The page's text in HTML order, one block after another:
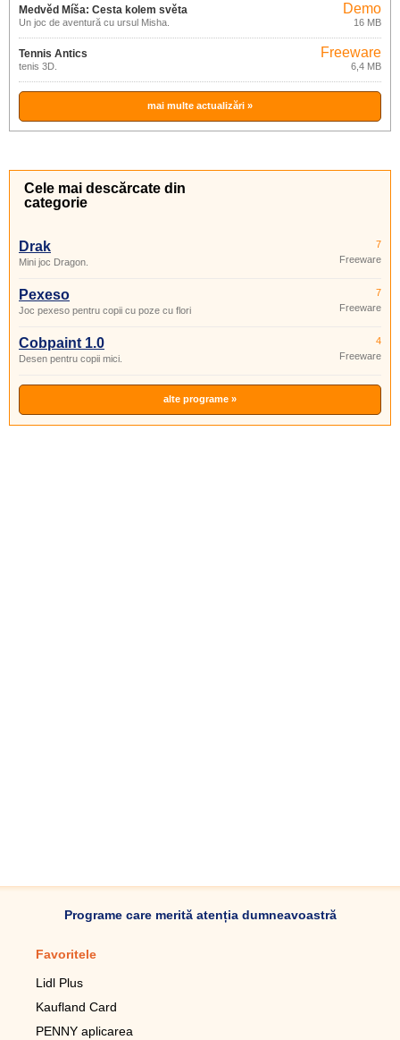
Medvěd Míša: Cesta kolem světa
Un joc de aventură cu ursul Misha.
Demo
16 MB
Tennis Antics
tenis 3D.
Freeware
6,4 MB
mai multe actualizări »
Cele mai descărcate din
categorie
Drak
Mini joc Dragon.
7
Freeware
Pexeso
Joc pexeso pentru copii cu poze cu flori
7
Freeware
Cobpaint 1.0
Desen pentru copii mici.
4
Freeware
alte programe »
Programe care merită atenția dumneavoastră
Favoritele
Lidl Plus
Kaufland Card
PENNY aplicarea